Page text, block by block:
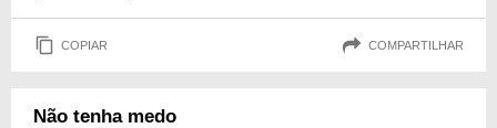
COPIAR COMPARTILHAR
Não tenha medo